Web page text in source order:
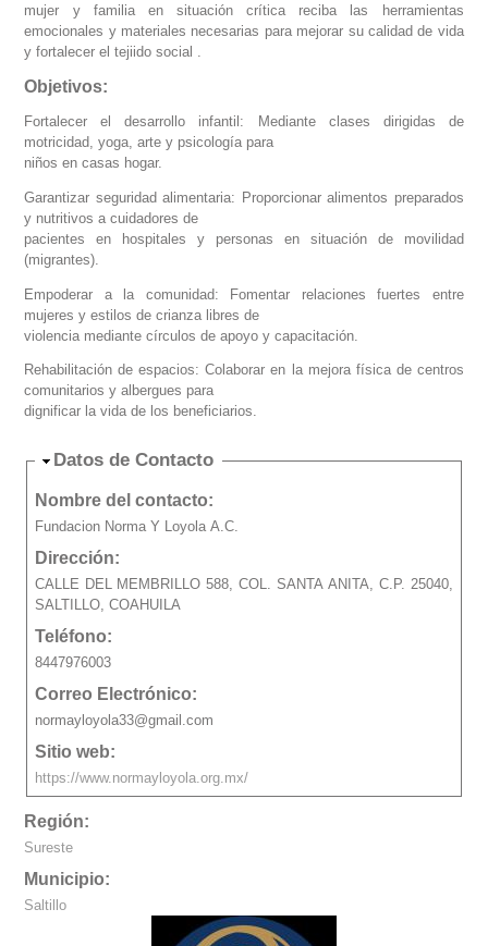
mujer y familia en situación crítica reciba las herramientas
emocionales y materiales necesarias para mejorar su calidad de vida
y fortalecer el tejiido social .
Objetivos:
Fortalecer el desarrollo infantil: Mediante clases dirigidas de
motricidad, yoga, arte y psicología para
niños en casas hogar.
Garantizar seguridad alimentaria: Proporcionar alimentos preparados
y nutritivos a cuidadores de
pacientes en hospitales y personas en situación de movilidad
(migrantes).
Empoderar a la comunidad: Fomentar relaciones fuertes entre
mujeres y estilos de crianza libres de
violencia mediante círculos de apoyo y capacitación.
Rehabilitación de espacios: Colaborar en la mejora física de centros
comunitarios y albergues para
dignificar la vida de los beneficiarios.
Ocultar
Datos de Contacto
Nombre del contacto:
Fundacion Norma Y Loyola A.C.
Dirección:
CALLE DEL MEMBRILLO 588, COL. SANTA ANITA, C.P. 25040,
SALTILLO, COAHUILA
Teléfono:
8447976003
Correo Electrónico:
normayloyola33@gmail.com
Sitio web:
https://www.normayloyola.org.mx/
Región:
Sureste
Municipio:
Saltillo